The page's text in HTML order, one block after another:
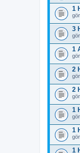
1
3
1
2
2
1
1
1